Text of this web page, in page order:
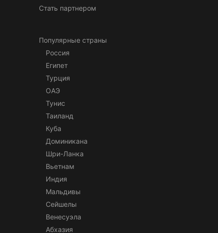
Стать партнером
Популярные страны
Россия
Египет
Турция
ОАЭ
Тунис
Таиланд
Куба
Доминикана
Шри-Ланка
Вьетнам
Индия
Мальдивы
Сейшелы
Венесуэла
Абхазия